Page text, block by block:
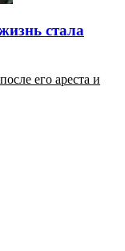
стала
его ареста и